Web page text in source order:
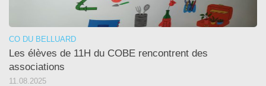
CO DU BELLUARD
Les élèves de 11H du COBE rencontrent des
associations
11.08.2025